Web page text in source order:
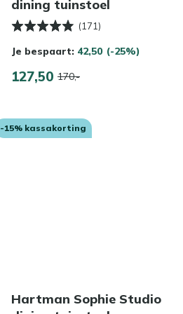
dining tuinstoel
(171)
Je bespaart: 42,50 (-25%)
127,50 170,-
-15% kassakorting
Hartman Sophie Studio